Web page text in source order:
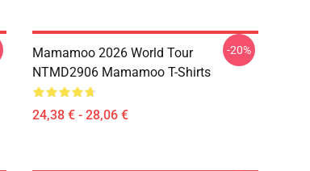
Mamamoo 2026 World Tour
NTMD2906 Mamamoo T-Shirts
24,38 € - 28,06 €
-20%